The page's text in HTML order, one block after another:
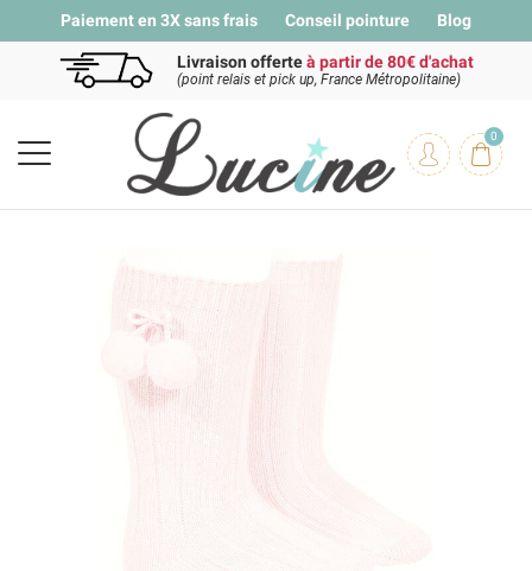
Paiement en 3X sans frais Conseil pointure Blog
Livraison offerteà partir de 80€ d'achat
(point relais et pick up, France Métropolitaine)
0